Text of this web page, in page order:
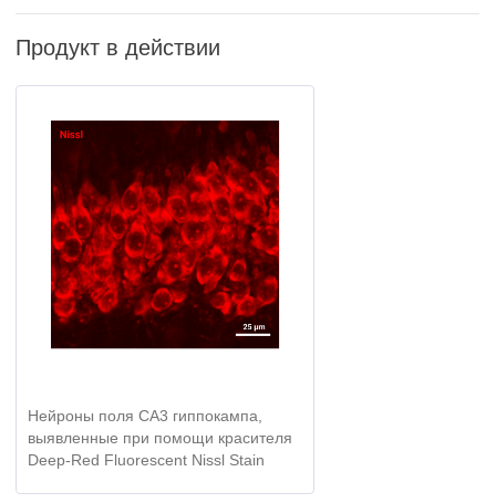
Продукт в действии
Нейроны поля СА3 гиппокампа,
выявленные при помощи красителя
Deep-Red Fluorescent Nissl Stain